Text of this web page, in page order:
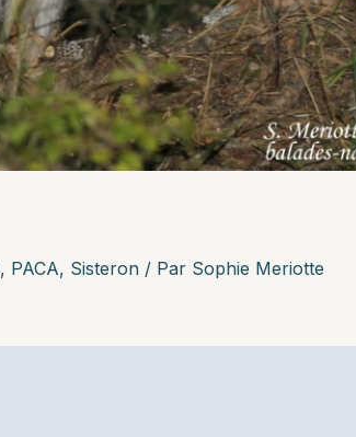
, PACA, Sisteron/ Par Sophie Meriotte